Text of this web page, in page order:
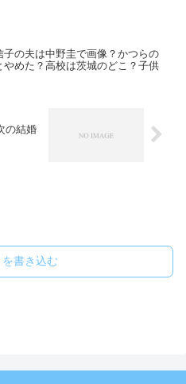
子の夫は中野圭で画像？かつらの
やめた？高校は茨城のどこ？子供
の結婚
を書き込む